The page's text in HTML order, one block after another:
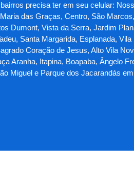
precisa ter em seu celular:
das Graças, Centro, São
Dumont, Vista da Serra, Jardim
Santa Margarida, Esplanada,
Coração de Jesus, Alto Vila
Aranha, Itapina, Boapaba, Ângelo
Miguel e Parque dos Jacarandás